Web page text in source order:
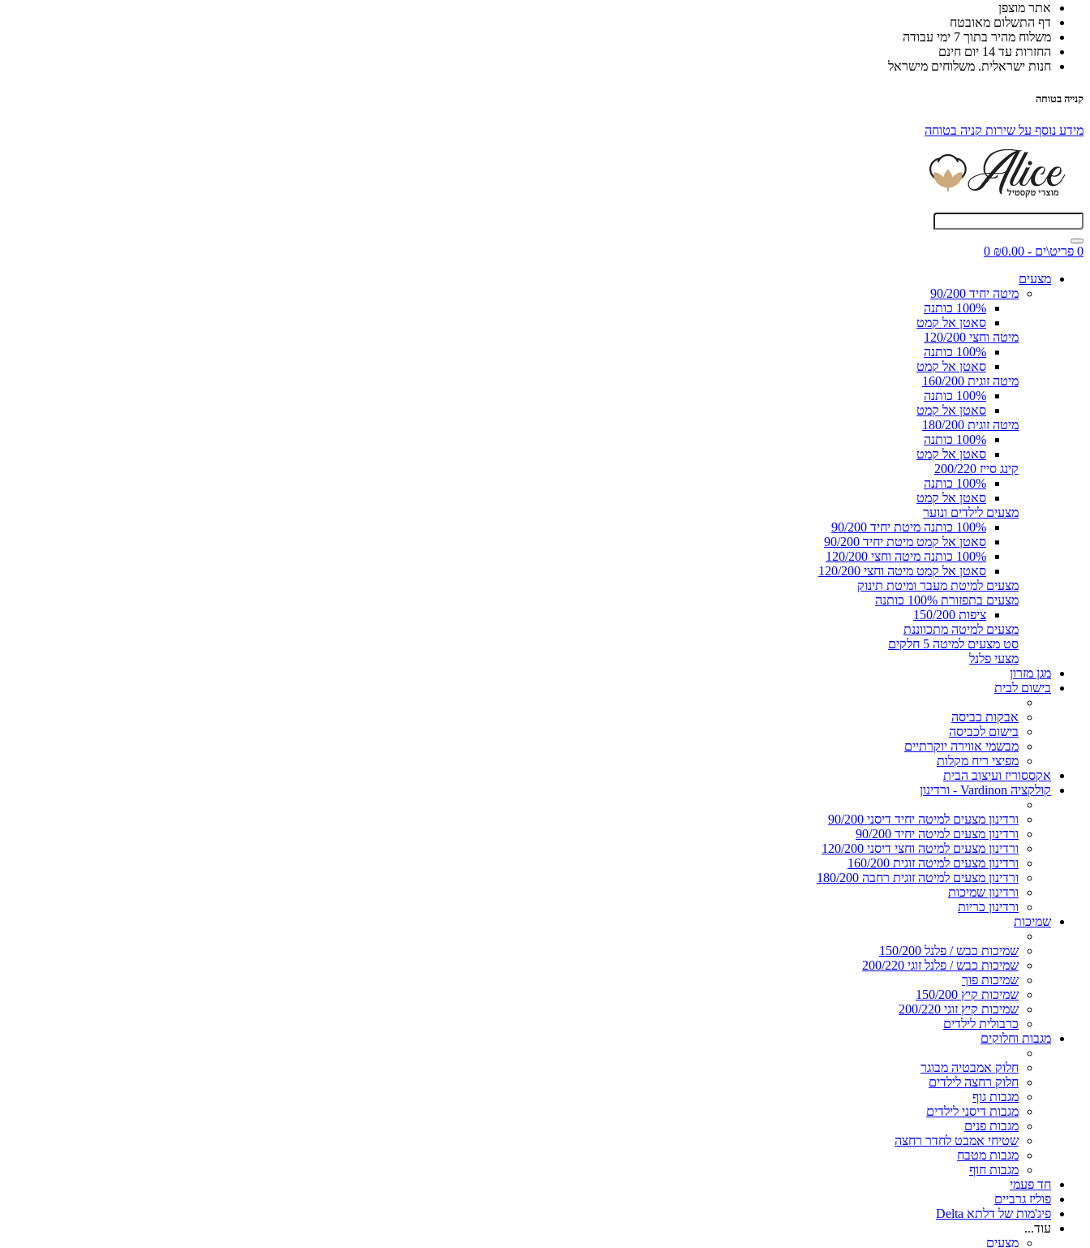
אתר מוצפן
דף התשלום מאובטח
משלוח מהיר בתוך 7 ימי עבודה
החזרות עד 14 יום חינם
חנות ישראלית. משלוחים מישראל
קנייה בטוחה
מידע נוסף על שירות קניה בטוחה
0 פריט\ים - ₪0.00
0
מצעים
מיטה יחיד 90/200
100% כותנה
סאטן אל קמט
מיטה וחצי 120/200
100% כותנה
סאטן אל קמט
מיטה זוגית 160/200
100% כותנה
סאטן אל קמט
מיטה זוגית 180/200
100% כותנה
סאטן אל קמט
קינג סייז 200/220
100% כותנה
סאטן אל קמט
מצעים לילדים ונוער
100% כותנה מיטת יחיד 90/200
סאטן אל קמט מיטת יחיד 90/200
100% כותנה מיטה וחצי 120/200
סאטן אל קמט מיטה וחצי 120/200
מצעים למיטת מעבר ומיטת תינוק
מצעים בתפזורת 100% כותנה
ציפות 150/200
מצעים למיטה מתכווננת
סט מצעים למיטה 5 חלקים
מצעי פלנל
מגן מזרון
בישום לבית
אבקות כביסה
בישום לכביסה
מבשמי אווירה יוקרתיים
מפיצי ריח מקלות
אקססוריז ועיצוב הבית
קולקציה Vardinon - ורדינון
ורדינון מצעים למיטה יחיד דיסני 90/200
ורדינון מצעים למיטה יחיד 90/200
ורדינון מצעים למיטה וחצי דיסני 120/200
ורדינון מצעים למיטה זוגית 160/200
ורדינון מצעים למיטה זוגית רחבה 180/200
ורדינון שמיכות
ורדינון כריות
שמיכות
שמיכות כבש / פלנל 150/200
שמיכות כבש / פלנל זוגי 200/220
שמיכות פוך
שמיכות קיץ 150/200
שמיכות קיץ זוגי 200/220
כרבולית לילדים
מגבות וחלוקים
חלוק אמבטיה מבוגר
חלוק רחצה לילדים
מגבות גוף
מגבות דיסני לילדים
מגבות פנים
שטיחי אמבט לחדר רחצה
מגבות מטבח
מגבות חוף
חד פעמי
פוליז גרביים
פיג'מות של דלתא Delta
עוד...
מצעים